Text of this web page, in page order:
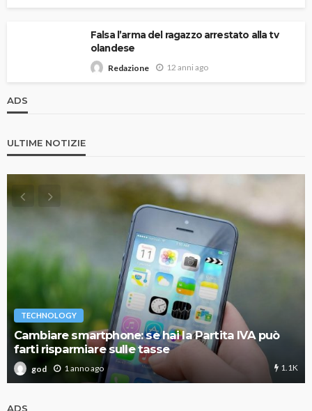
Falsa l’arma del ragazzo arrestato alla tv
olandese
Redazione 12 anni ago
ADS
ULTIME NOTIZIE
TECHNOLOGY
Cambiare smartphone: se hai la Partita IVA può
farti risparmiare sulle tasse
god 1 anno ago 1.1K
ADS